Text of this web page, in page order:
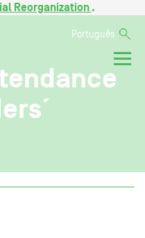
Reorganization .
Português